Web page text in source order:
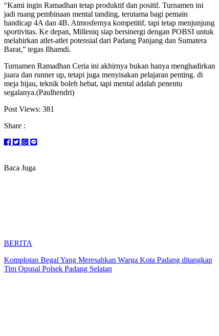
“Kami ingin Ramadhan tetap produktif dan positif. Turnamen ini
jadi ruang pembinaan mental tanding, terutama bagi pemain
handicap 4A dan 4B. Atmosfernya kompetitif, tapi tetap menjunjung
sportivitas. Ke depan, Milleniq siap bersinergi dengan POBSI untuk
melahirkan atlet-atlet potensial dari Padang Panjang dan Sumatera
Barat,” tegas Ilhamdi.
Turnamen Ramadhan Ceria ini akhirnya bukan hanya menghadirkan
juara dan runner up, tetapi juga menyisakan pelajaran penting. di
meja hijau, teknik boleh hebat, tapi mental adalah penentu
segalanya.(Paulhendri)
Post Views: 381
Share :
Baca Juga
BERITA
Komplotan Begal Yang Meresahkan Warga Kota Padang ditangkap
Tim Opsnal Polsek Padang Selatan